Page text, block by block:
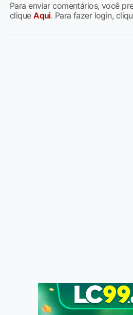
Para enviar comentários, você
cliqueAqui. Para fazer login,